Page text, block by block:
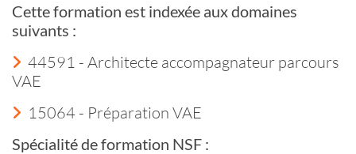
Cette formation est indexée aux domaines
suivants :
44591 - Architecte accompagnateur parcours
VAE
15064 - Préparation VAE
Spécialité de formation NSF :